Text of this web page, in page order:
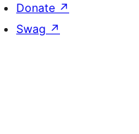
Donate ↗
Swag ↗